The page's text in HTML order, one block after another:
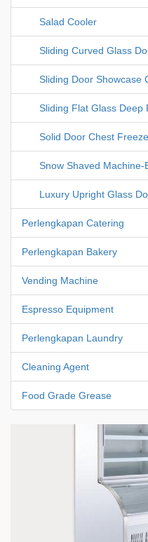
Salad Cooler
Sliding Curved Glass
Sliding Door Showcase
Sliding Flat Glass Deep
Solid Door Chest
Snow Shaved
Luxury Upright Glass
Perlengkapan Catering
Perlengkapan Bakery
Vending Machine
Espresso Equipment
Perlengkapan Laundry
Cleaning Agent
Food Grade Grease